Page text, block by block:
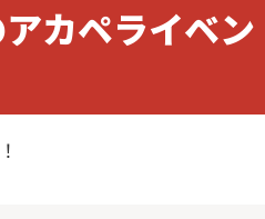
カペライベン